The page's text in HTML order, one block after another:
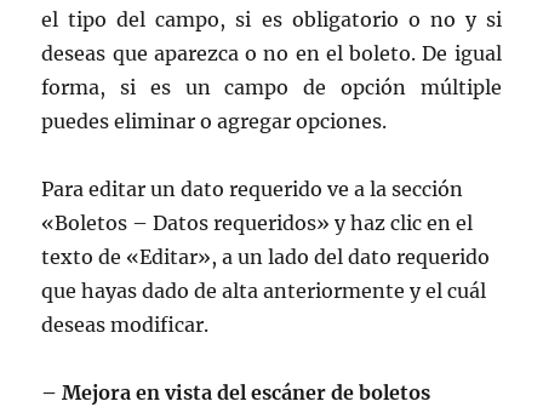
el tipo del campo, si es obligatorio o no y si
deseas que aparezca o no en el boleto. De igual
forma, si es un campo de opción múltiple
puedes eliminar o agregar opciones.
Para editar un dato requerido ve a la sección
«Boletos – Datos requeridos» y haz clic en el
texto de «Editar», a un lado del dato requerido
que hayas dado de alta anteriormente y el cuál
deseas modificar.
– Mejora en vista del escáner de boletos